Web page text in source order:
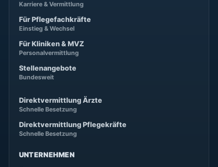
Karriere & Vermittlung
Für Pflegefachkräfte
Einstieg & Wechsel
Für Kliniken & MVZ
Personalvermittlung
Stellenangebote
Bundesweit
Direktvermittlung Ärzte
Schnelle Besetzung
Direktvermittlung Pflegekräfte
Schnelle Besetzung
UNTERNEHMEN